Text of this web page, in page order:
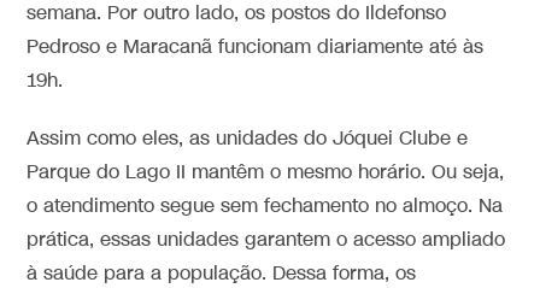
semana. Por outro lado, os postos do Ildefonso
Pedroso e Maracanã funcionam diariamente até às
19h.
Assim como eles, as unidades do Jóquei Clube e
Parque do Lago II mantêm o mesmo horário. Ou seja,
o atendimento segue sem fechamento no almoço. Na
prática, essas unidades garantem o acesso ampliado
à saúde para a população. Dessa forma, os